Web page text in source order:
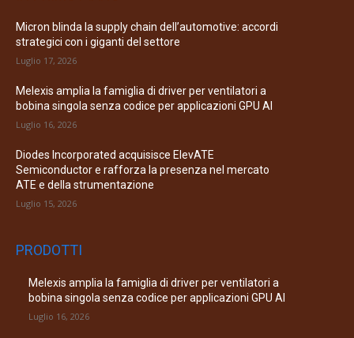
Micron blinda la supply chain dell’automotive: accordi
strategici con i giganti del settore
Luglio 17, 2026
Melexis amplia la famiglia di driver per ventilatori a
bobina singola senza codice per applicazioni GPU AI
Luglio 16, 2026
Diodes Incorporated acquisisce ElevATE
Semiconductor e rafforza la presenza nel mercato
ATE e della strumentazione
Luglio 15, 2026
PRODOTTI
Melexis amplia la famiglia di driver per ventilatori a
bobina singola senza codice per applicazioni GPU AI
Luglio 16, 2026